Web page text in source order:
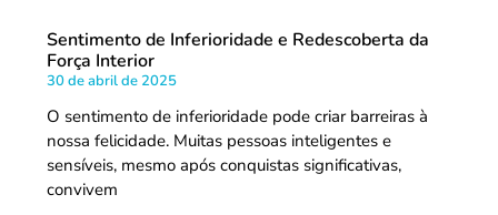
Sentimento de Inferioridade e Redescoberta da
Força Interior
30 de abril de 2025
O sentimento de inferioridade pode criar barreiras à
nossa felicidade. Muitas pessoas inteligentes e
sensíveis, mesmo após conquistas significativas,
convivem